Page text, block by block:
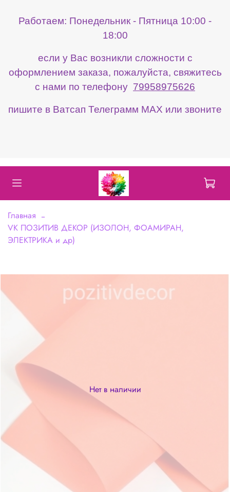
Работаем: Понедельник - Пятница 10:00 -
18:00
если у Вас возникли сложности с
оформлением заказа, пожалуйста, свяжитесь
с нами по телефону 79958975626
пишите в Ватсап Телеграмм МАХ или звоните
Главная
VK ПОЗИТИВ ДЕКОР (ИЗОЛОН, ФОАМИРАН,
ЭЛЕКТРИКА и др)
Нет в наличии